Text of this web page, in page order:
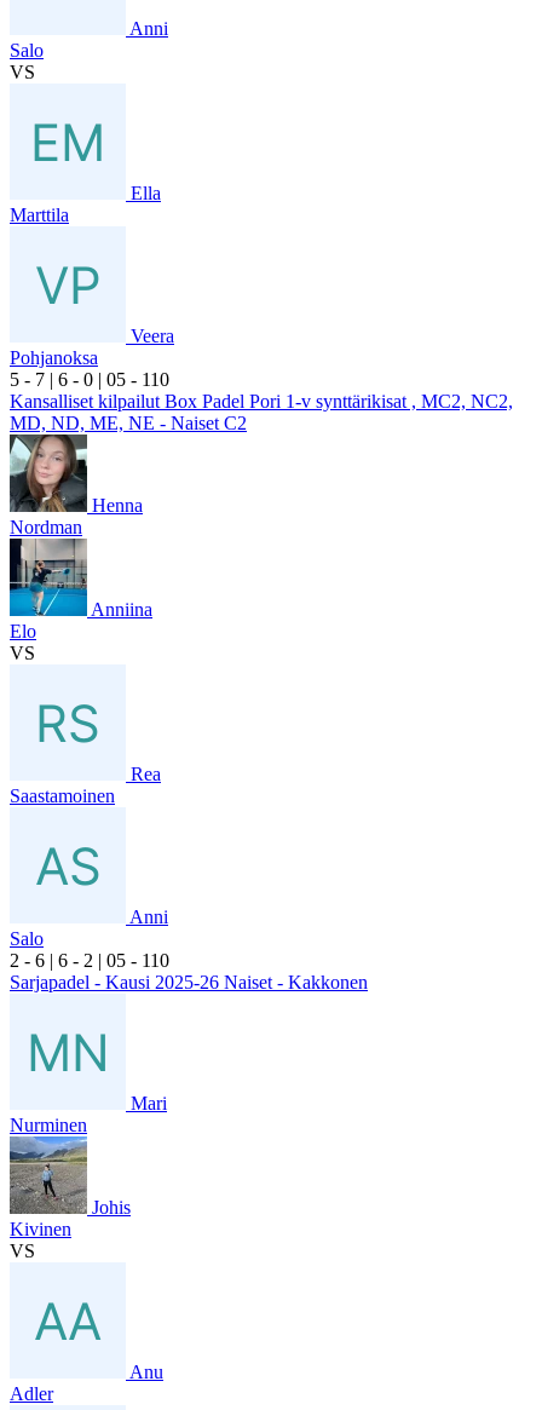
Anni
Salo
VS
Ella
Marttila
Veera
Pohjanoksa
5 - 7 | 6 - 0 | 05 - 110
Kansalliset kilpailut Box Padel Pori 1-v synttärikisat , MC2, NC2,
MD, ND, ME, NE - Naiset C2
Henna
Nordman
Anniina
Elo
VS
Rea
Saastamoinen
Anni
Salo
2 - 6 | 6 - 2 | 05 - 110
Sarjapadel - Kausi 2025-26 Naiset - Kakkonen
Mari
Nurminen
Johis
Kivinen
VS
Anu
Adler